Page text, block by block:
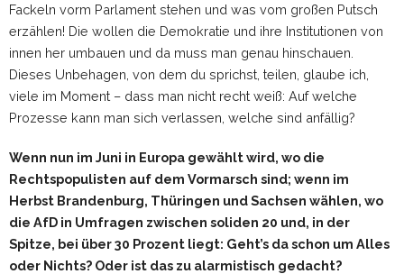
Fackeln vorm Parlament stehen und was vom großen Putsch
erzählen! Die wollen die Demokratie und ihre Institutionen von
innen her umbauen und da muss man genau hinschauen.
Dieses Unbehagen, von dem du sprichst, teilen, glaube ich,
viele im Moment – dass man nicht recht weiß: Auf welche
Prozesse kann man sich verlassen, welche sind anfällig?
Wenn nun im Juni in Europa gewählt wird, wo die
Rechtspopulisten auf dem Vormarsch sind; wenn im
Herbst Brandenburg, Thüringen und Sachsen wählen, wo
die AfD in Umfragen zwischen soliden 20 und, in der
Spitze, bei über 30 Prozent liegt: Geht’s da schon um Alles
oder Nichts? Oder ist das zu alarmistisch gedacht?